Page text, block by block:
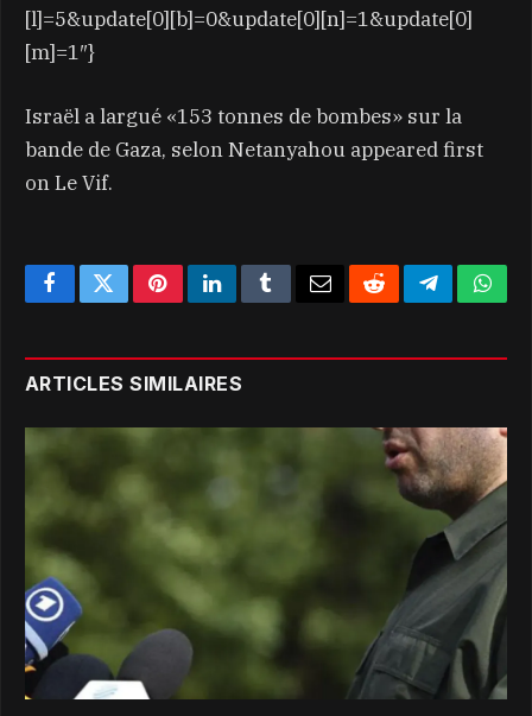
[l]=5&update[0][b]=0&update[0][n]=1&update[0]
[m]=1″}
Israël a largué «153 tonnes de bombes» sur la
bande de Gaza, selon Netanyahou appeared first
on Le Vif.
FacebookTwitterPinterestLinkedInTumblr EmailRedditTelegram
ARTICLES SIMILAIRES